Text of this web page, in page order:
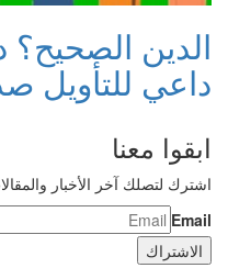
الدين الصحيح؟
داعي للتأويل
ابقوا معنا
اشترك لتصلك آخر الأخبار
Email